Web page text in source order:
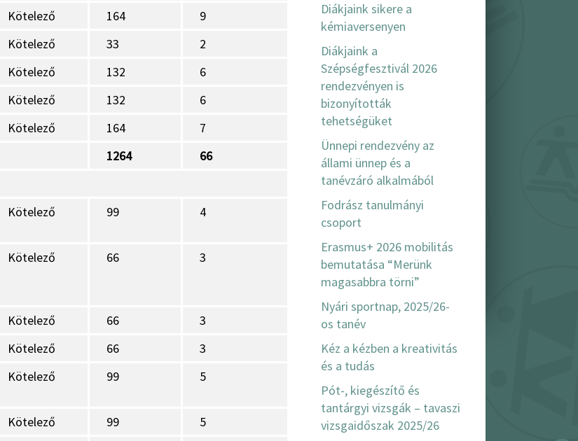
Kötelező 164
9
Kötelező 33
2
Kötelező 132
6
Kötelező 132
6
Kötelező 164
7
1264
66
Kötelező 99 4
Kötelező 66 3
Kötelező 66
3
Kötelező 66
3
Kötelező 99 5
Kötelező 99
5
Diákjaink sikere a
kémiaversenyen
Diákjaink a
Szépségfesztivál 2026
rendezvényen is
bizonyították
tehetségüket
Ünnepi rendezvény az
állami ünnep és a
tanévzáró alkalmából
Fodrász tanulmányi
csoport
Erasmus+ 2026 mobilitás
bemutatása “Merünk
magasabbra törni”
Nyári sportnap, 2025/26-
os tanév
Kéz a kézben a kreativitás
és a tudás
Pót-, kiegészítő és
tantárgyi vizsgák – tavaszi
vizsgaidőszak 2025/26